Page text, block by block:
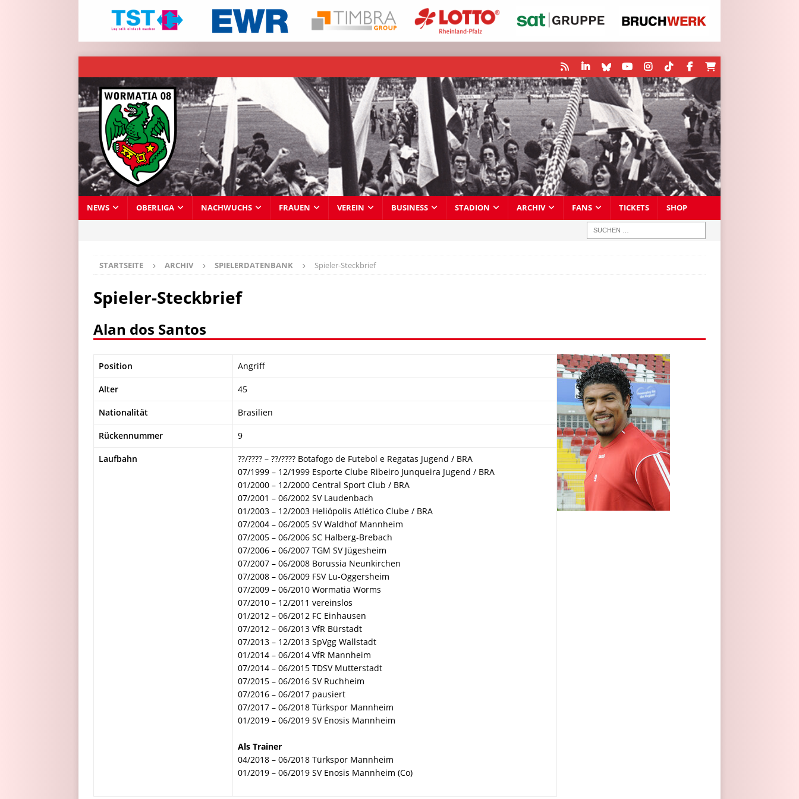
NEWS OBERLIGA NACHWUCHS FRAUEN VEREIN BUSINESS STADION ARCHIV FANS TICKETS SHOP
STARTSEITE ARCHIV SPIELERDATENBANK Spieler-Steckbrief
Spieler-Steckbrief
Alan dos Santos
Position Angriff
Alter 45
Nationalität Brasilien
Rückennummer 9
Laufbahn
??/???? – ??/???? Botafogo de Futebol e Regatas Jugend / BRA
07/1999 – 12/1999 Esporte Clube Ribeiro Junqueira Jugend / BRA
01/2000 – 12/2000 Central Sport Club / BRA
07/2001 – 06/2002 SV Laudenbach
01/2003 – 12/2003 Heliópolis Atlético Clube / BRA
07/2004 – 06/2005 SV Waldhof Mannheim
07/2005 – 06/2006 SC Halberg-Brebach
07/2006 – 06/2007 TGM SV Jügesheim
07/2007 – 06/2008 Borussia Neunkirchen
07/2008 – 06/2009 FSV Lu-Oggersheim
07/2009 – 06/2010 Wormatia Worms
07/2010 – 12/2011 vereinslos
01/2012 – 06/2012 FC Einhausen
07/2012 – 06/2013 VfR Bürstadt
07/2013 – 12/2013 SpVgg Wallstadt
01/2014 – 06/2014 VfR Mannheim
07/2014 – 06/2015 TDSV Mutterstadt
07/2015 – 06/2016 SV Ruchheim
07/2016 – 06/2017 pausiert
07/2017 – 06/2018 Türkspor Mannheim
01/2019 – 06/2019 SV Enosis Mannheim
Als Trainer
04/2018 – 06/2018 Türkspor Mannheim
01/2019 – 06/2019 SV Enosis Mannheim (Co)